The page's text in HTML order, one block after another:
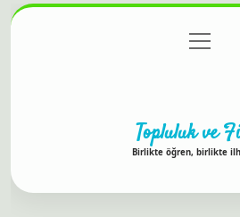
Gizlilik Politikası
menüyü
aç
Topluluk ve
Birlikte öğren, birlikte